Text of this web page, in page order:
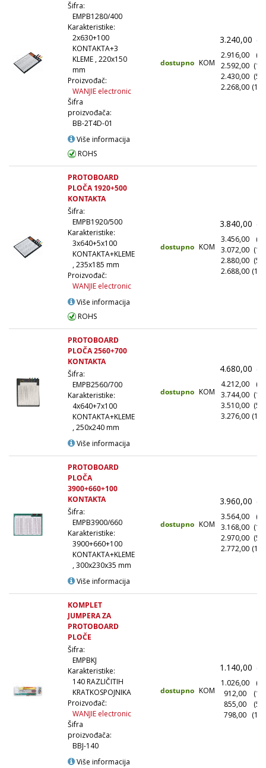
Šifra:
EMPB1280/400
Karakteristike:
2x630+100
KONTAKTA+3
KLEME , 220x150
mm
Proizvođač:
WANJIE electronic
Šifra
proizvođača:
BB-2T4D-01
Više informacija
ROHS
dostupno KOM
3.240,00
2.916,00
2.592,00
2.430,00
2.268,00
PROTOBOARD
PLOČA 1920+500
KONTAKTA
Šifra:
EMPB1920/500
Karakteristike:
3x640+5x100
KONTAKTA+KLEME
, 235x185 mm
Proizvođač:
WANJIE electronic
Više informacija
ROHS
dostupno KOM
3.840,00
3.456,00
3.072,00
2.880,00
2.688,00
PROTOBOARD
PLOČA 2560+700
KONTAKTA
Šifra:
EMPB2560/700
Karakteristike:
4x640+7x100
KONTAKTA+KLEME
, 250x240 mm
Više informacija
dostupno KOM
4.680,00
4.212,00
3.744,00
3.510,00
3.276,00
PROTOBOARD
PLOČA
3900+660+100
KONTAKTA
Šifra:
EMPB3900/660
Karakteristike:
3900+660+100
KONTAKTA+KLEME
, 300x230x35 mm
Više informacija
dostupno KOM
3.960,00
3.564,00
3.168,00
2.970,00
2.772,00
KOMPLET
JUMPERA ZA
PROTOBOARD
PLOČE
Šifra:
EMPBKJ
Karakteristike:
140 RAZLIČITIH
KRATKOSPOJNIKA
Proizvođač:
WANJIE electronic
Šifra
proizvođača:
BBJ-140
Više informacija
dostupno KOM
1.140,00
1.026,00
912,00
855,00
798,00